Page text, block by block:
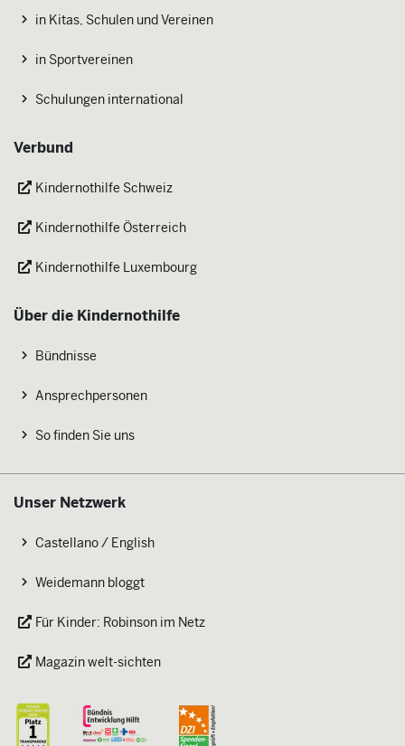
in Kitas, Schulen und Vereinen
in Sportvereinen
Schulungen international
Verbund
Kindernothilfe Schweiz
Kindernothilfe Österreich
Kindernothilfe Luxembourg
Über die Kindernothilfe
Bündnisse
Ansprechpersonen
So finden Sie uns
Unser Netzwerk
Castellano / English
Weidemann bloggt
Für Kinder: Robinson im Netz
Magazin welt-sichten